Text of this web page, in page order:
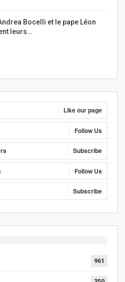
Bocelli et le pape Léon
leurs…
Like our page
Follow Us
Subscribe
Follow Us
Subscribe
961